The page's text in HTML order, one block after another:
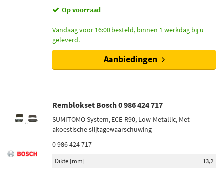
Op voorraad
Vandaag voor 16:00 besteld, binnen 1 werkdag bij u
geleverd.
Aanbiedingen
Remblokset Bosch 0 986 424 717
SUMITOMO System, ECE-R90, Low-Metallic, Met
akoestische slijtagewaarschuwing
0 986 424 717
Dikte [mm]
13,2